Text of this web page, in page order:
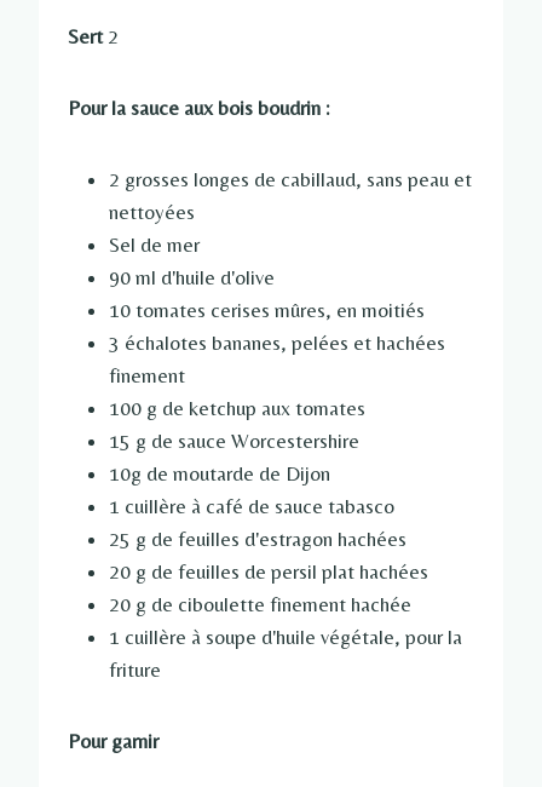
Sert 2
Pour la sauce aux bois boudrin :
2 grosses longes de cabillaud, sans peau et
nettoyées
Sel de mer
90 ml d'huile d'olive
10 tomates cerises mûres, en moitiés
3 échalotes bananes, pelées et hachées
finement
100 g de ketchup aux tomates
15 g de sauce Worcestershire
10g de moutarde de Dijon
1 cuillère à café de sauce tabasco
25 g de feuilles d'estragon hachées
20 g de feuilles de persil plat hachées
20 g de ciboulette finement hachée
1 cuillère à soupe d'huile végétale, pour la
friture
Pour garnir